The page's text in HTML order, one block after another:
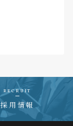
RECRUIT
採用情報